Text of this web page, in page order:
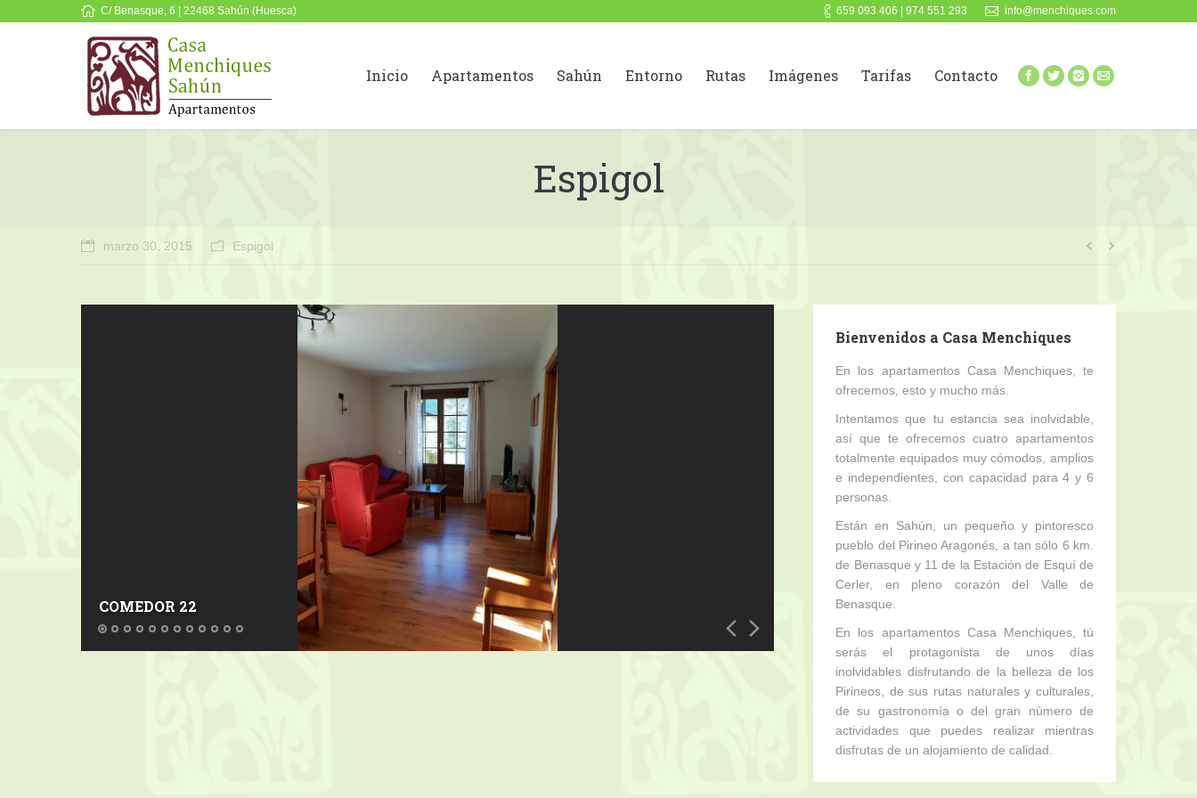
C/ Benasque, 6 | 22468 Sahún (Huesca) 659 093 406 | 974 551 293 info@menchiques.com
Inicio Apartamentos Sahún Entorno Rutas Imágenes Tarifas Contacto
Espigol
marzo 30, 2015 Espigol
COMEDOR 22 MESA 22
Bienvenidos a Casa Menchiques
En los apartamentos Casa Menchiques, te
ofrecemos, esto y mucho más.
Intentamos que tu estancia sea inolvidable,
así que te ofrecemos cuatro apartamentos
totalmente equipados muy cómodos, amplios
e independientes, con capacidad para 4 y 6
personas.
Están en Sahún, un pequeño y pintoresco
pueblo del Pirineo Aragonés, a tan sólo 6 km.
de Benasque y 11 de la Estación de Esquí de
Cerler, en pleno corazón del Valle de
Benasque.
En los apartamentos Casa Menchiques, tú
serás el protagonista de unos días
inolvidables disfrutando de la belleza de los
Pirineos, de sus rutas naturales y culturales,
de su gastronomía o del gran número de
actividades que puedes realizar mientras
disfrutas de un alojamiento de calidad.